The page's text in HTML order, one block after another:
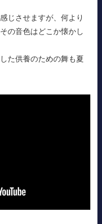
じさせますが、何より
の音色はどこか懐かし
た供養のための舞も夏